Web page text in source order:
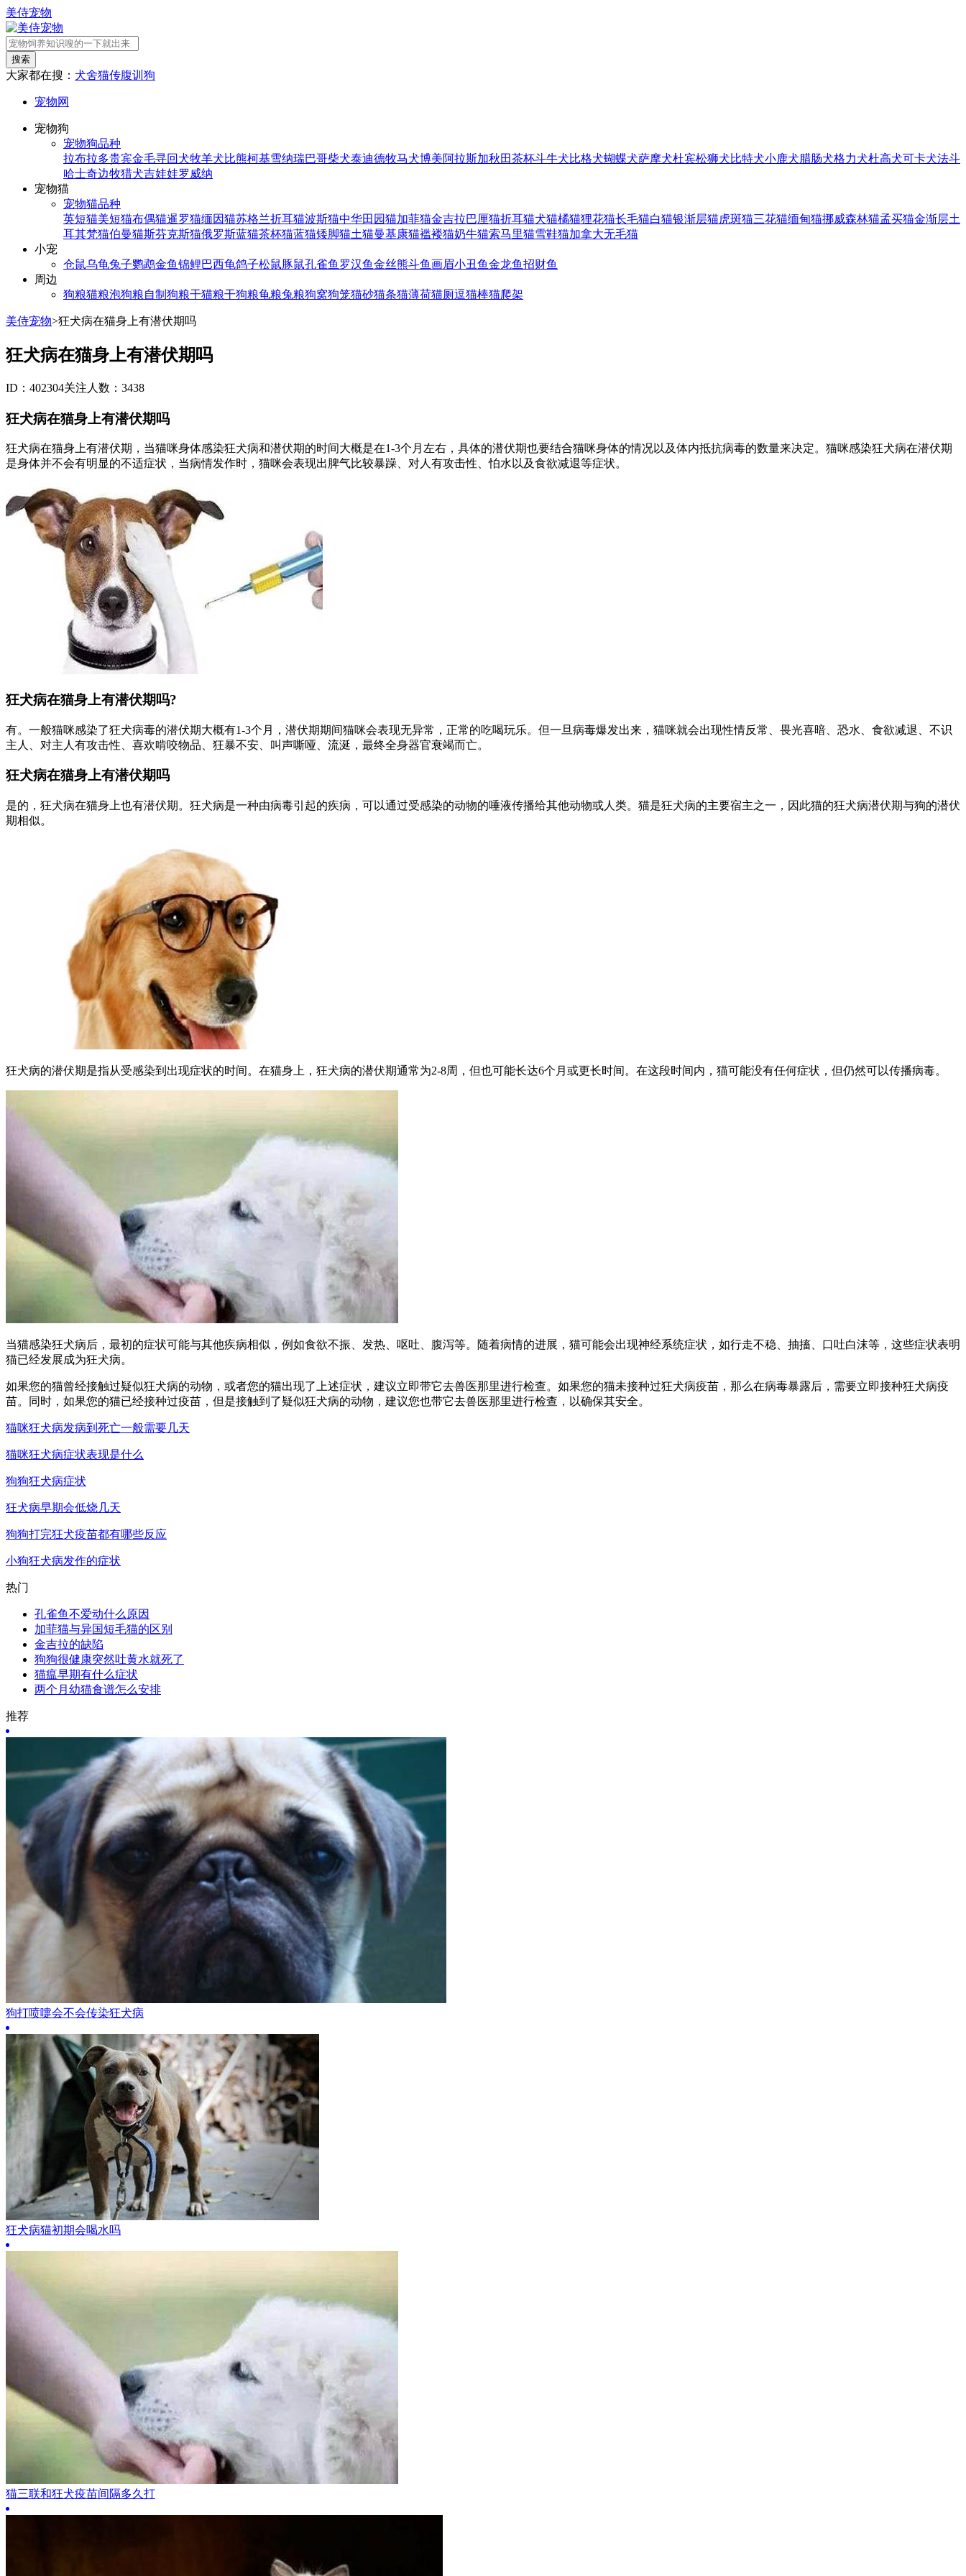
美侍宠物
搜索
大家都在搜： 犬舍猫传腹训狗
宠物网
宠物狗
宠物狗品种
拉布拉多贵宾金毛寻回犬牧羊犬比熊柯基雪纳瑞巴哥柴犬泰迪德牧马犬博美阿拉斯加秋田茶杯斗牛犬比格犬蝴蝶犬萨摩犬杜宾松狮犬比特犬小鹿犬腊肠犬格力犬杜高犬可卡犬法斗
哈士奇边牧猎犬吉娃娃罗威纳
宠物猫
宠物猫品种
英短猫美短猫布偶猫暹罗猫缅因猫苏格兰折耳猫波斯猫中华田园猫加菲猫金吉拉巴厘猫折耳猫犬猫橘猫狸花猫长毛猫白猫银渐层猫虎斑猫三花猫缅甸猫挪威森林猫孟买猫金渐层土
耳其梵猫伯曼猫斯芬克斯猫俄罗斯蓝猫茶杯猫蓝猫矮脚猫土猫曼基康猫褴褛猫奶牛猫索马里猫雪鞋猫加拿大无毛猫
小宠
仓鼠乌龟兔子鹦鹉金鱼锦鲤巴西龟鸽子松鼠豚鼠孔雀鱼 罗汉鱼金丝熊斗鱼画眉小丑鱼金龙鱼招财鱼
周边
狗粮猫粮泡狗粮自制狗粮干猫粮干狗粮龟粮兔粮狗窝狗笼猫砂猫条猫薄荷猫厕逗猫棒猫爬架
美侍宠物>狂犬病在猫身上有潜伏期吗
狂犬病在猫身上有潜伏期吗
ID：402304关注人数：3438
狂犬病在猫身上有潜伏期吗
狂犬病在猫身上有潜伏期，当猫咪身体感染狂犬病和潜伏期的时间大概是在1-3个月左右，具体的潜伏期也要结合猫咪身体的情况以及体内抵抗病毒的数量来决定。猫咪感染狂犬病在潜伏期
是身体并不会有明显的不适症状，当病情发作时，猫咪会表现出脾气比较暴躁、对人有攻击性、怕水以及食欲减退等症状。
狂犬病在猫身上有潜伏期吗?
有。一般猫咪感染了狂犬病毒的潜伏期大概有1-3个月，潜伏期期间猫咪会表现无异常，正常的吃喝玩乐。但一旦病毒爆发出来，猫咪就会出现性情反常、畏光喜暗、恐水、食欲减退、不识
主人、对主人有攻击性、喜欢啃咬物品、狂暴不安、叫声嘶哑、流涎，最终全身器官衰竭而亡。
狂犬病在猫身上有潜伏期吗
是的，狂犬病在猫身上也有潜伏期。狂犬病是一种由病毒引起的疾病，可以通过受感染的动物的唾液传播给其他动物或人类。猫是狂犬病的主要宿主之一，因此猫的狂犬病潜伏期与狗的潜伏
期相似。
狂犬病的潜伏期是指从受感染到出现症状的时间。在猫身上，狂犬病的潜伏期通常为2-8周，但也可能长达6个月或更长时间。在这段时间内，猫可能没有任何症状，但仍然可以传播病毒。
当猫感染狂犬病后，最初的症状可能与其他疾病相似，例如食欲不振、发热、呕吐、腹泻等。随着病情的进展，猫可能会出现神经系统症状，如行走不稳、抽搐、口吐白沫等，这些症状表明
猫已经发展成为狂犬病。
如果您的猫曾经接触过疑似狂犬病的动物，或者您的猫出现了上述症状，建议立即带它去兽医那里进行检查。如果您的猫未接种过狂犬病疫苗，那么在病毒暴露后，需要立即接种狂犬病疫
苗。同时，如果您的猫已经接种过疫苗，但是接触到了疑似狂犬病的动物，建议您也带它去兽医那里进行检查，以确保其安全。
猫咪狂犬病发病到死亡一般需要几天
猫咪狂犬病症状表现是什么
狗狗狂犬病症状
狂犬病早期会低烧几天
狗狗打完狂犬疫苗都有哪些反应
小狗狂犬病发作的症状
热门
孔雀鱼不爱动什么原因
加菲猫与异国短毛猫的区别
金吉拉的缺陷
狗狗很健康突然吐黄水就死了
猫瘟早期有什么症状
两个月幼猫食谱怎么安排
推荐
狗打喷嚏会不会传染狂犬病
狂犬病猫初期会喝水吗
猫三联和狂犬疫苗间隔多久打